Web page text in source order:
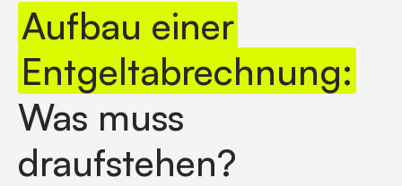
Aufbau einer
Entgeltabrechnung:
Was muss
draufstehen?